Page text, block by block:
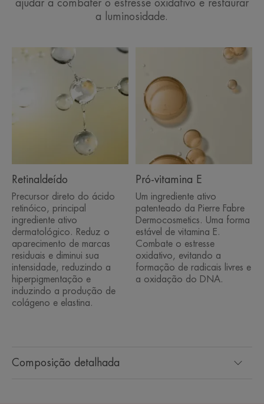
ajudar a combater o estresse oxidativo e restaurar
a luminosidade.
Composição detalhada
Retinaldeído
Precursor direto do ácido
retinóico, principal
ingrediente ativo
dermatológico. Reduz o
aparecimento de marcas
residuais e diminui sua
intensidade, reduzindo a
hiperpigmentação e
induzindo a produção de
colágeno e elastina.
Pró-vitamina E
Um ingrediente ativo
patenteado da Pierre Fabre
Dermocosmetics. Uma forma
estável de vitamina E.
Combate o estresse
oxidativo, evitando a
formação de radicais livres e
a oxidação do DNA.